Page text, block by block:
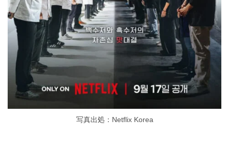
写真出処：Netflix Korea